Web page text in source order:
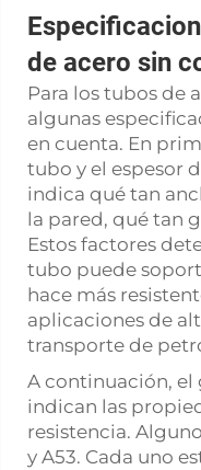
de acero sin
Para los tubos de
algunas
en cuenta. En
tubo y el espesor
indica qué tan
la pared, qué tan
Estos factores
tubo puede
hace más
aplicaciones de
transporte de
A continuación, el
indican las
resistencia.
y A53. Cada uno